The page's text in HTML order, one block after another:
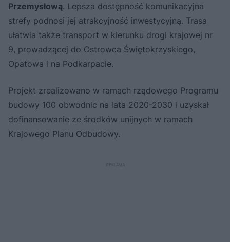
Przemysłową. Lepsza dostępność komunikacyjna
strefy podnosi jej atrakcyjność inwestycyjną. Trasa
ułatwia także transport w kierunku drogi krajowej nr
9, prowadzącej do Ostrowca Świętokrzyskiego,
Opatowa i na Podkarpacie.
Projekt zrealizowano w ramach rządowego Programu
budowy 100 obwodnic na lata 2020-2030 i uzyskał
dofinansowanie ze środków unijnych w ramach
Krajowego Planu Odbudowy.